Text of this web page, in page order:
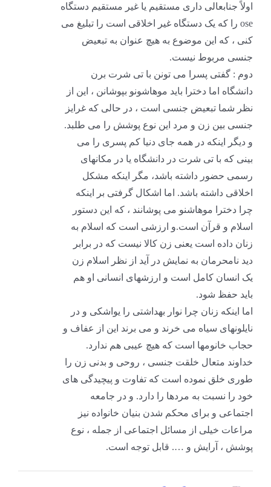
اولاً جنابعالی داری مستقیم یا غیر مستقیم دستگاه
ose را که یک دستگاه غیر اخلاقی است را تبلیغ می
کنی ، که این موضوع به هیچ عنوان به تبعیض
جنسی مربوط نیست.
دوم : گفتی پسرا می تونن با تی شرت برن
دانشگاه اما دخترا باید موهاشونو بپوشانن ، این از
نظر شما تبعیض جنسی است ، در حالی که غرایز
جنسی بین زن و مرد این نوع پوشش را می طلبد.
و دیگر اینکه در همه جای دنیا کم پسری را می
بینی که با تی شرت در دانشگاه یا در مکانهای
رسمی حضور داشته باشد، مگر اینکه مشکل
اخلاقی داشته باشد. اما اشکال گرفتی بر اینکه
چرا دخترا موهاشنو می پوشانند ، که این دستور
اسلام و قرآن است.و ارزشی است که اسلام به
زنان داده است یعنی زن کالا نیست که در برابر
دید نامحرمان به نمایش در آید از نظر اسلام زن
یک انسان کامل است و ارزشهای انسانی او هم
باید حفظ شود.
اما اینکه زنان چرا نوار بهداشتی را یواشکی و در
نایلونهای سیاه می خرند و می برند این از عفاف و
حجاب خانومها است که هیچ عیبی هم ندارد.
خداوند متعال خلقت جنسی ، روحی و بدنی زن را
طوری خلق نموده است که تفاوت و پیچیدگی های
خود را نسبت به مردها را دارد. و در جامعه
اجتماعی و برای محکم شدن بنیان خانواده نیز
مراعات خیلی از مسائل اجتماعی از جمله ، نوع
پوشش ، آرایش و …. قابل توجه است.